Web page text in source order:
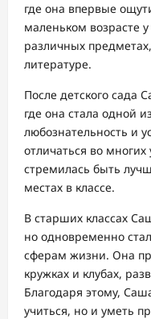
где она впервые
маленьком возрасте
различных
литературе.
После детского сада
где она стала одной
любознательность и
отличаться во
стремилась быть
местах в классе.
В старших классах
но одновременно
сферам жизни. Она
кружках и клубах,
Благодаря этому,
учиться, но и уметь